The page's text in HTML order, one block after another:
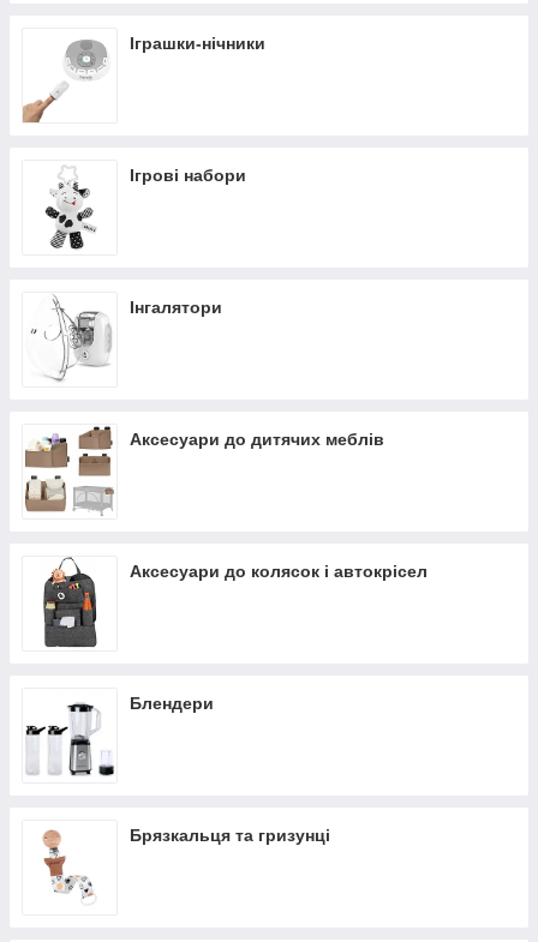
Іграшки-нічники
Ігрові набори
Інгалятори
Аксесуари до дитячих меблів
Аксесуари до колясок і автокрісел
Блендери
Брязкальця та гризунці